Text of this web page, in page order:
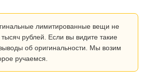
лимитированные вещи не
тысяч рублей. Если вы видите такие
об оригинальности. Мы возим
ручаемся.